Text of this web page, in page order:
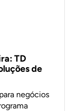
TD
de
negócios